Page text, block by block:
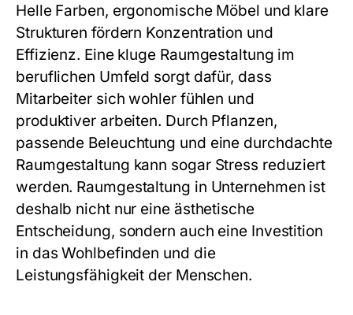
Helle Farben, ergonomische Möbel und klare
Strukturen fördern Konzentration und
Effizienz. Eine kluge Raumgestaltung im
beruflichen Umfeld sorgt dafür, dass
Mitarbeiter sich wohler fühlen und
produktiver arbeiten. Durch Pflanzen,
passende Beleuchtung und eine durchdachte
Raumgestaltung kann sogar Stress reduziert
werden. Raumgestaltung in Unternehmen ist
deshalb nicht nur eine ästhetische
Entscheidung, sondern auch eine Investition
in das Wohlbefinden und die
Leistungsfähigkeit der Menschen.